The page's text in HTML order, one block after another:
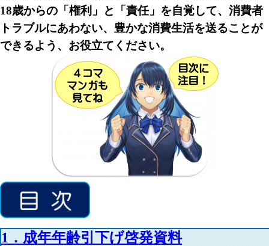
18歳からの「権利」と「責任」を自覚して、消費者
トラブルにあわない、豊かな消費生活を送ることが
できるよう、お役立てください。
1．成年年齢引下げ啓発資料